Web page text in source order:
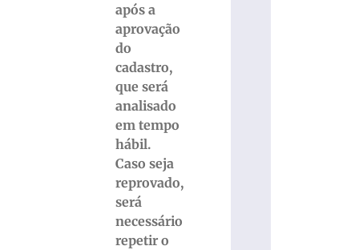
após a
aprovação
do
cadastro,
que será
analisado
em tempo
hábil.
Caso seja
reprovado,
será
necessário
repetir o